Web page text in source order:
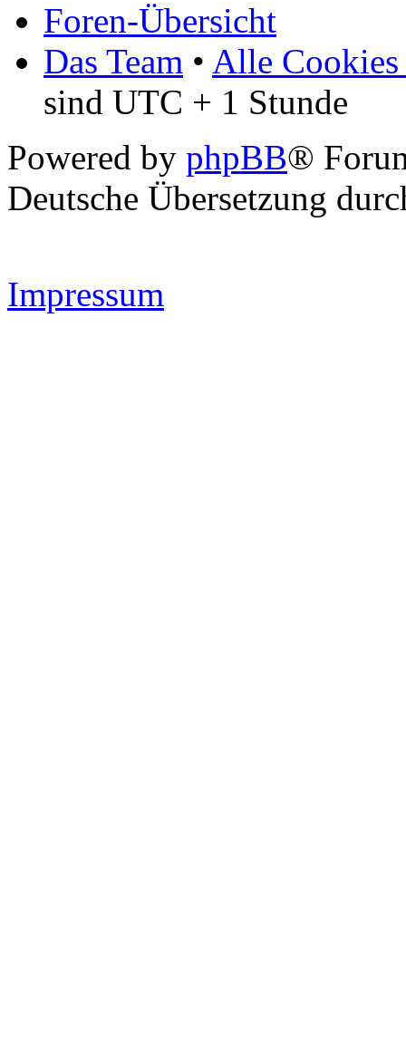
Foren-Übersicht
Das Team • Alle Cookies
sind UTC + 1 Stunde
Powered by phpBB®
Deutsche Übersetzung
Impressum